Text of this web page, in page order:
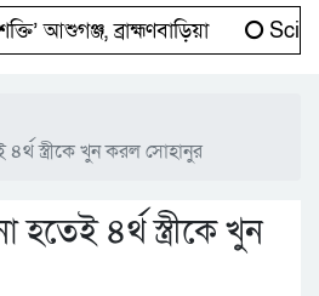
আশুগঞ্জ, ব্রাহ্মণবাড়িয়া
স্ত্রীকে খুন করল সোহানুর
হতেই ৪র্থ স্ত্রীকে খুন